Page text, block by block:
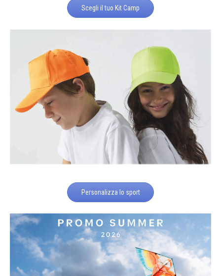
Scegli il tuo Kit Camp
Personalizza lo sport